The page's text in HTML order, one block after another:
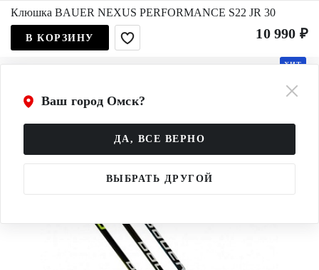
Ваш город Омск?
ДА, ВСЕ ВЕРНО
ВЫБРАТЬ ДРУГОЙ
ХИТ
Клюшка BAUER NEXUS PERFORMANCE S22 JR 30
10 990 ₽
В КОРЗИНУ